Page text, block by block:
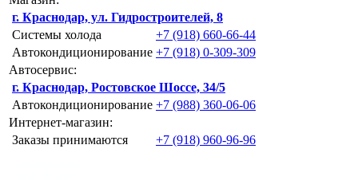
г. Краснодар, ул. Гидростроителей, 8
Системы холода
+7 (918) 660-66-44
Автокондиционирование +7 (918) 0-309-309
Автосервис:
г. Краснодар, Ростовское Шоссе, 34/5
Автокондиционирование +7 (988) 360-06-06
Интернет-магазин:
Заказы принимаются
+7 (918) 960-96-96